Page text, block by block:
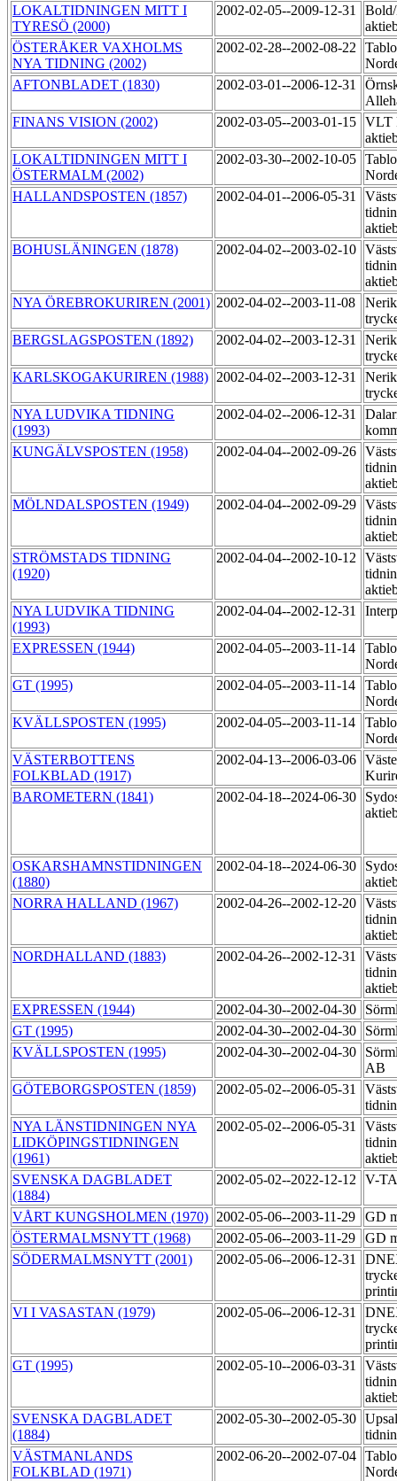
LOKALTIDNINGEN MITT I
TYRESÖ (2000)
2002-02-05--2009-12-31
ÖSTERÅKER VAXHOLMS
NYA TIDNING (2002)
2002-02-28--2002-08-22
AFTONBLADET (1830)
2002-03-01--2006-12-31
FINANS VISION (2002)
2002-03-05--2003-01-15 VLT
LOKALTIDNINGEN MITT I
ÖSTERMALM (2002)
2002-03-30--2002-10-05
HALLANDSPOSTEN (1857)
2002-04-01--2006-05-31
BOHUSLÄNINGEN (1878)
2002-04-02--2003-02-10
NYA ÖREBROKURIREN (2001) 2002-04-02--2003-11-08
BERGSLAGSPOSTEN (1892)
2002-04-02--2003-12-31
KARLSKOGAKURIREN (1988) 2002-04-02--2003-12-31
NYA LUDVIKA TIDNING
(1993)
2002-04-02--2006-12-31
KUNGÄLVSPOSTEN (1958)
2002-04-04--2002-09-26
MÖLNDALSPOSTEN (1949)
2002-04-04--2002-09-29
STRÖMSTADS TIDNING
(1920)
2002-04-04--2002-10-12
NYA LUDVIKA TIDNING
(1993)
2002-04-04--2002-12-31
EXPRESSEN (1944) 2002-04-05--2003-11-14
GT (1995)
2002-04-05--2003-11-14
KVÄLLSPOSTEN (1995)
2002-04-05--2003-11-14
VÄSTERBOTTENS
FOLKBLAD (1917)
2002-04-13--2006-03-06
BAROMETERN (1841)
2002-04-18--2024-06-30
OSKARSHAMNSTIDNINGEN
(1880)
2002-04-18--2024-06-30
NORRA HALLAND (1967)
2002-04-26--2002-12-20
NORDHALLAND (1883)
2002-04-26--2002-12-31
EXPRESSEN (1944)
2002-04-30--2002-04-30
GT (1995)
2002-04-30--2002-04-30
KVÄLLSPOSTEN (1995)
2002-04-30--2002-04-30
AB
GÖTEBORGSPOSTEN (1859)
2002-05-02--2006-05-31
NYA LÄNSTIDNINGEN NYA
LIDKÖPINGSTIDNINGEN
(1961)
2002-05-02--2006-05-31
SVENSKA DAGBLADET
(1884)
2002-05-02--2022-12-12 V-
VÅRT KUNGSHOLMEN (1970) 2002-05-06--2003-11-29
GD
ÖSTERMALMSNYTT (1968)
2002-05-06--2003-11-29
GD
SÖDERMALMSNYTT (2001)
2002-05-06--2006-12-31
VI I VASASTAN (1979)
2002-05-06--2006-12-31
GT (1995)
2002-05-10--2006-03-31
SVENSKA DAGBLADET
(1884)
2002-05-30--2002-05-30
VÄSTMANLANDS
FOLKBLAD (1971)
2002-06-20--2002-07-04